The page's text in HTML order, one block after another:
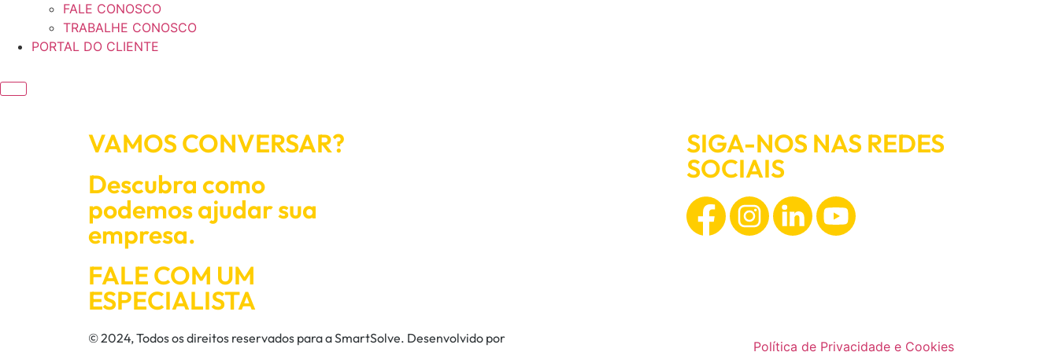
FALE CONOSCO
TRABALHE CONOSCO
PORTAL DO CLIENTE
VAMOS CONVERSAR?
Descubra como
podemos ajudar sua
empresa.
FALE COM UM
ESPECIALISTA
SIGA-NOS NAS REDES
SOCIAIS
© 2024, Todos os direitos reservados para a SmartSolve. Desenvolvido por
Política de Privacidade e Cookies